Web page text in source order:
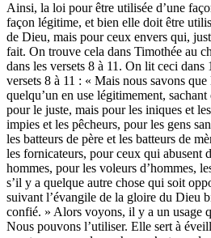
Ainsi, la loi pour être utilisée d’une
façon légitime, et bien elle doit être
de Dieu, mais pour ceux envers qui,
fait. On trouve cela dans Timothée au
dans les versets 8 à 11. On lit ceci dans
versets 8 à 11 : « Mais nous savons
quelqu’un en use légitimement,
pour le juste, mais pour les iniques et
impies et les pêcheurs, pour les gens
les batteurs de père et les batteurs de
les fornicateurs, pour ceux qui abusent
hommes, pour les voleurs d’hommes,
s’il y a quelque autre chose qui soit
suivant l’évangile de la gloire du Dieu
confié. » Alors voyons, il y a un usage
Nous pouvons l’utiliser. Elle sert à